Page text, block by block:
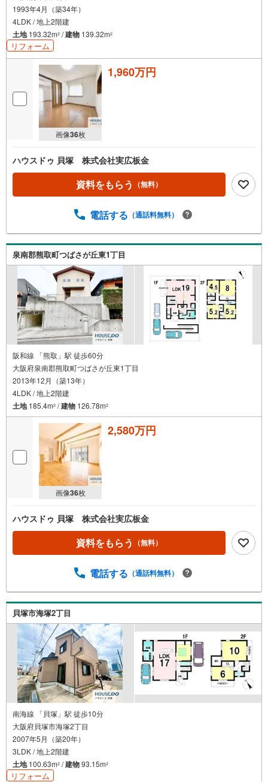
1993年4月（築34年）
4LDK / 地上2階建
土地193.32m2 /建物 139.32m2
リフォーム
画像36枚
1,960万円
ハウスドゥ 貝塚 株式会社実広板金
資料をもらう （無料）
電話する （通話料無料）
泉南郡熊取町つばさが丘東1丁目
阪和線 「熊取」駅 徒歩60分
大阪府泉南郡熊取町つばさが丘東1丁目
2013年12月（築13年）
4LDK / 地上2階建
土地185.4m2 /建物 126.78m2
画像36枚
2,580万円
ハウスドゥ 貝塚 株式会社実広板金
資料をもらう （無料）
電話する （通話料無料）
貝塚市海塚2丁目
南海線 「貝塚」駅 徒歩10分
大阪府貝塚市海塚2丁目
2007年5月（築20年）
3LDK / 地上2階建
土地100.63m2 /建物93.15m2
リフォーム